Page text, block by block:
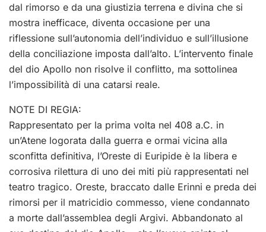
dal rimorso e da una giustizia terrena e divina che si
mostra inefficace, diventa occasione per una
riflessione sull’autonomia dell’individuo e sull’illusione
della conciliazione imposta dall’alto. L’intervento finale
del dio Apollo non risolve il conflitto, ma sottolinea
l’impossibilità di una catarsi reale.
NOTE DI REGIA:
Rappresentato per la prima volta nel 408 a.C. in
un’Atene logorata dalla guerra e ormai vicina alla
sconfitta definitiva, l’Oreste di Euripide è la libera e
corrosiva rilettura di uno dei miti più rappresentati nel
teatro tragico. Oreste, braccato dalle Erinni e preda dei
rimorsi per il matricidio commesso, viene condannato
a morte dall’assemblea degli Argivi. Abbandonato al